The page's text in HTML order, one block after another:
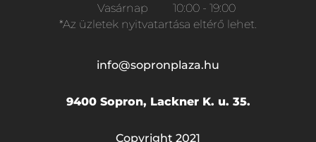
Vasárnap
10:00 - 19:00
*Az üzletek nyitvatartása eltérő lehet.
info@sopronplaza.hu
9400 Sopron, Lackner K. u. 35.
Copyright 2021